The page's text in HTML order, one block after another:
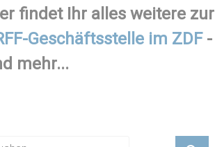
findet Ihr alles weitere zur
Geschäftsstelle im ZDF-
mehr...